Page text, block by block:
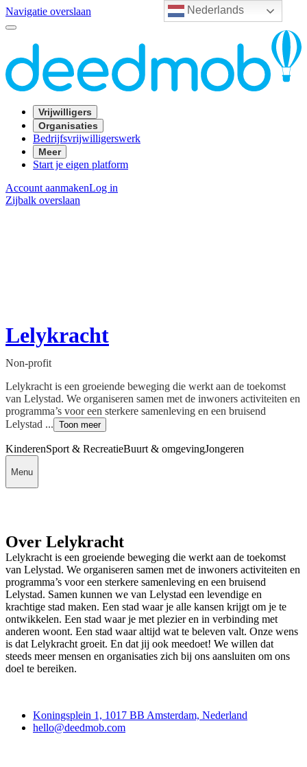
Nederlands
Navigatie overslaan
Vrijwilligers
Organisaties
Bedrijfsvrijwilligerswerk
Meer
Start je eigen platform
Account aanmakenLog in
Zijbalk overslaan
Lelykracht
Non-profit
Lelykracht is een groeiende beweging die werkt aan de toekomst
van Lelystad. We organiseren samen met de inwoners activiteiten en
programma’s voor een sterkere samenleving en een bruisend
Lelystad ... Toon meer
KinderenSport & RecreatieBuurt & omgevingJongeren
Menu
Over Lelykracht
Lelykracht is een groeiende beweging die werkt aan de toekomst
van Lelystad. We organiseren samen met de inwoners activiteiten en
programma’s voor een sterkere samenleving en een bruisend
Lelystad. Samen kunnen we van Lelystad een levendige en
krachtige stad maken. Een stad waar je alle kansen krijgt om je te
ontwikkelen. Een stad waar je met plezier en in verbinding met
anderen woont. Een stad waar altijd wat te beleven valt. Onze wens
is dat Lelykracht groeit. En dat jij ook meedoet! We willen dat
steeds meer mensen en organisaties zich bij ons aansluiten om ons
doel te bereiken.
Koningsplein 1, 1017 BB Amsterdam, Nederland
hello@deedmob.com